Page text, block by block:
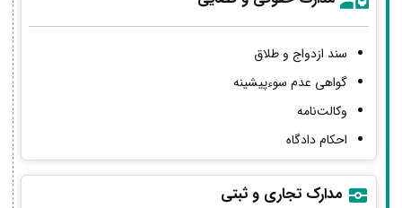
سند ازدواج و طلاق
گواهی عدم سوءپیشینه
وکالت‌نامه
احکام دادگاه
مدارک تجاری و ثبتی